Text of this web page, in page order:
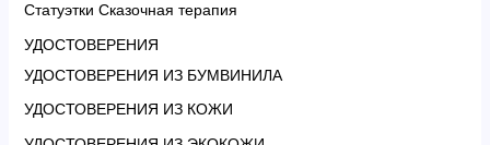
Статуэтки Сказочная терапия
УДОСТОВЕРЕНИЯ
УДОСТОВЕРЕНИЯ ИЗ БУМВИНИЛА
УДОСТОВЕРЕНИЯ ИЗ КОЖИ